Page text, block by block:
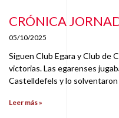
CRÓNICA
05/10/2025
Siguen Club Egara y Club de
victorias. Las egarenses
Castelldefels y lo solventaron
Leer más »